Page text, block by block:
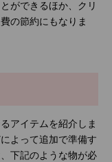
ができるほか、クリ
の節約にもなりま
アイテムを紹介しま
よって追加で準備す
下記のような物が必